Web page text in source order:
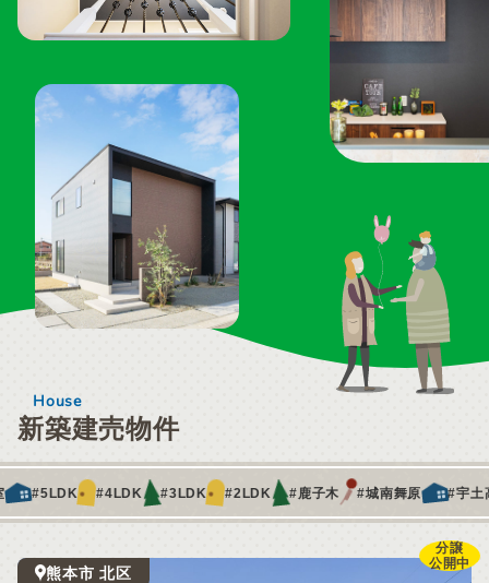
House
新築建売物件
#和室 #5LDK #4LDK #3LDK #2LDK #鹿子木 #城南舞原
分譲
公開中
熊本市 北区